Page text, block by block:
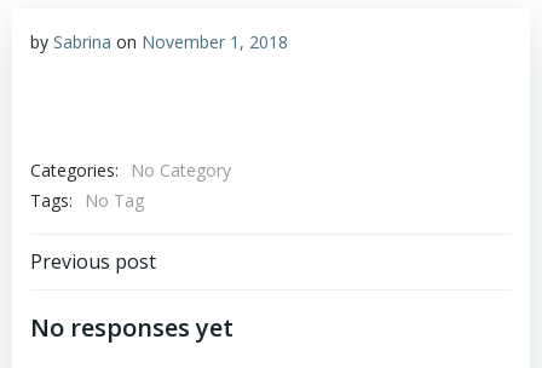
by Sabrina on November 1, 2018
Categories:
No Category
Tags:
No Tag
Post
navigation
Previous post
No responses yet